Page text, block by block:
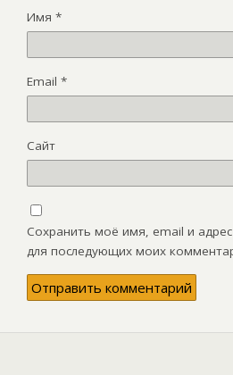
Имя *
Email *
Сайт
Сохранить моё имя, email и
для последующих моих